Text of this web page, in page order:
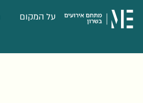
על המקום